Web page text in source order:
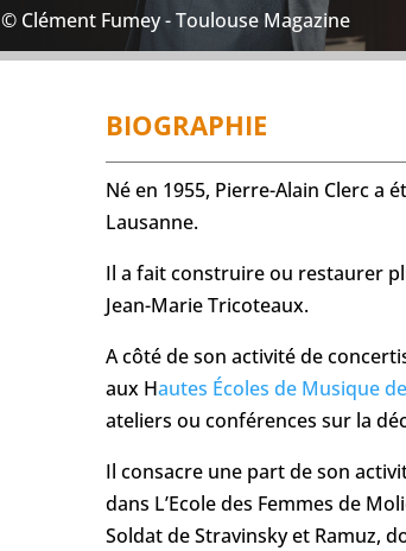
© Clément Fumey - Toulouse Magazine
BIOGRAPHIE
Né en 1955, Pierre-Alain Clerc a
Lausanne.
Il a fait construire ou restaurer
Jean-Marie Tricoteaux.
A côté de son activité de
aux Hautes Écoles de Musique
ateliers ou conférences sur la
Il consacre une part de son
dans L’Ecole des Femmes de
Soldat de Stravinsky et Ramuz,